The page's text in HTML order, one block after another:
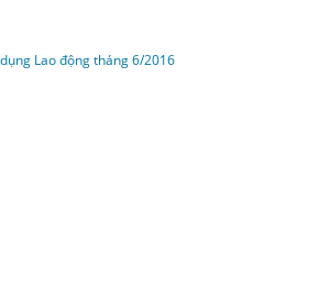
Lao động tháng 6/2016